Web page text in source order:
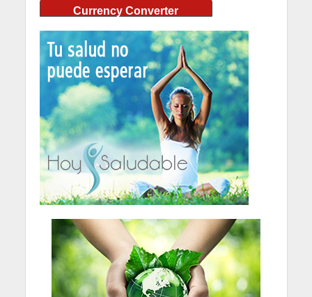
Currency Converter